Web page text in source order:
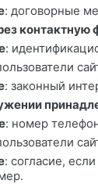
: договорные
контактную
:
: законный
: номер
: согласие,